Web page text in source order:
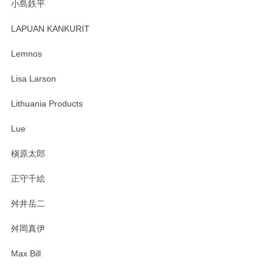
小島鉄平
LAPUAN KANKURIT
Lemnos
Lisa Larson
Lithuania Products
Lue
槇原太郎
正守千絵
舛井岳二
舛岡真伊
Max Bill